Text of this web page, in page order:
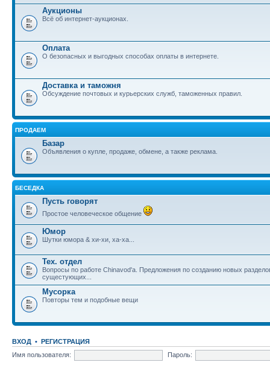
Аукционы
Всё об интернет-аукционах.
Оплата
О безопасных и выгодных способах оплаты в интернете.
Доставка и таможня
Обсуждение почтовых и курьерских служб, таможенных правил.
ПРОДАЕМ
Базар
Объявления о купле, продаже, обмене, а также реклама.
БЕСЕДКА
Пусть говорят
Простое человеческое общение
Юмор
Шутки юмора & хи-хи, ха-ха...
Тех. отдел
Вопросы по работе Chinavod'а. Предложения по созданию новых
сущестующих...
Мусорка
Повторы тем и подобные вещи
ВХОД • РЕГИСТРАЦИЯ
Имя пользователя:
Пароль: